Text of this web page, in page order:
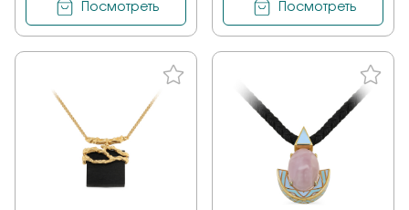
Посмотреть Посмотреть